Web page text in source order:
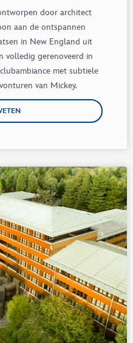
door architect
aan de ontspannen
in New England uit
volledig gerenoveerd in
met subtiele
van Mickey.